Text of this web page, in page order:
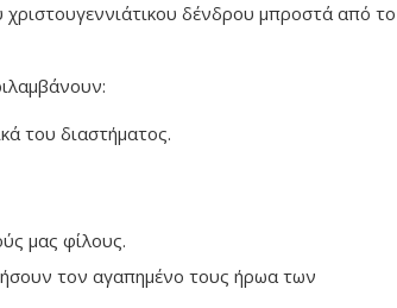
δένδρου μπροστά από το
του διαστήματος.
μας φίλους.
τον αγαπημένο τους ήρωα των